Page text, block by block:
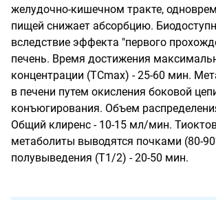
желудочно-кишечном тракте,
пищей снижает абсорбцию.
вследствие эффекта "первого
печень. Время достижения
концентрации (ТСmах) - 25-60 мин.
в печени путем окисления боковой
конъюгирования. Объем
Общий клиренс - 10-15 мл/мин.
метаболиты выводятся почками (80-
полувыведения (Т1/2) - 20-50 мин.